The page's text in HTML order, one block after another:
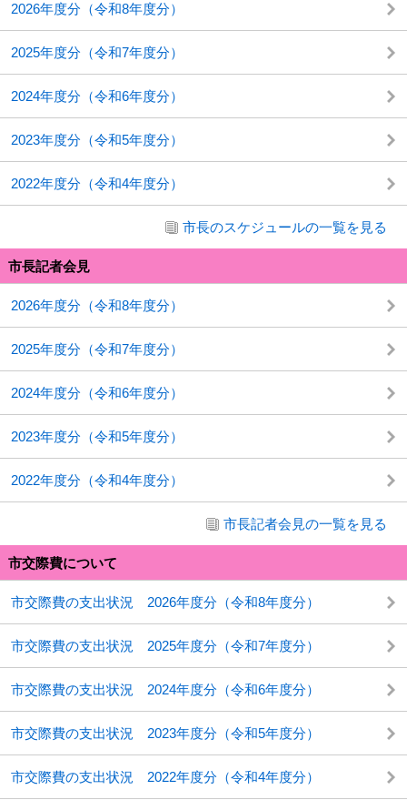
2026年度分（令和8年度分）
2025年度分（令和7年度分）
2024年度分（令和6年度分）
2023年度分（令和5年度分）
2022年度分（令和4年度分）
市長のスケジュールの一覧を見る
市長記者会見
2026年度分（令和8年度分）
2025年度分（令和7年度分）
2024年度分（令和6年度分）
2023年度分（令和5年度分）
2022年度分（令和4年度分）
市長記者会見の一覧を見る
市交際費について
市交際費の支出状況 2026年度分（令和8年度分）
市交際費の支出状況 2025年度分（令和7年度分）
市交際費の支出状況 2024年度分（令和6年度分）
市交際費の支出状況 2023年度分（令和5年度分）
市交際費の支出状況 2022年度分（令和4年度分）